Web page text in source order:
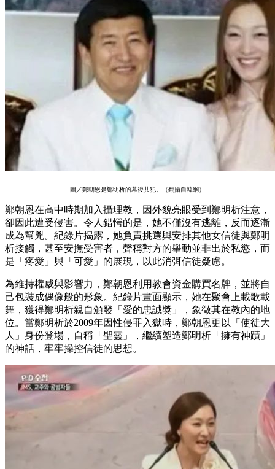
圖／鄭朝恩是鄭明析的幕後共犯。（翻攝自韓網）
鄭朝恩在高中時期加入攝理教，因外貌亮眼受到鄭明析注意，
卻因此遭受侵害。令人錯愕的是，她不僅沒有逃離，反而逐漸
成為幫兇。紀錄片揭露，她負責挑選與安排其他女信徒與鄭明
析接觸，甚至安撫受害者，聲稱對方的舉動並非出於私慾，而
是「疼愛」與「可愛」的展現，以此消弭信徒疑慮。
為維持權威與影響力，鄭朝恩利用教會資金購買名牌，並將自
己包裝成偶像般的形象。紀錄片畫面顯示，她在聚會上載歌載
舞，獲得鄭明析親自頒發「愛的忠誠獎」，象徵其在教內的地
位。當鄭明析於2009年因性侵罪入獄時，鄭朝恩更以「使徒大
人」身份登場，自稱「聖靈」，繼續塑造鄭明析「擁有神蹟」
的神話，牢牢操控信徒的思想。